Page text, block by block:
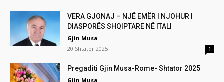
VERA GJONAJ – NJË EMËR I NJOHUR I
DIASPORËS SHQIPTARE NË ITALI
Gjin Musa
20 Shtator 2025
1
Pregaditi Gjin Musa-Rome- Shtator 2025
Gjin Musa